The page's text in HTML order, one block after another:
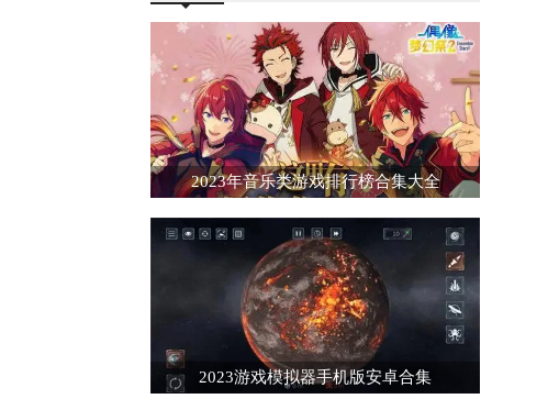
2023年音乐类游戏排行榜合集大全
2023游戏模拟器手机版安卓合集